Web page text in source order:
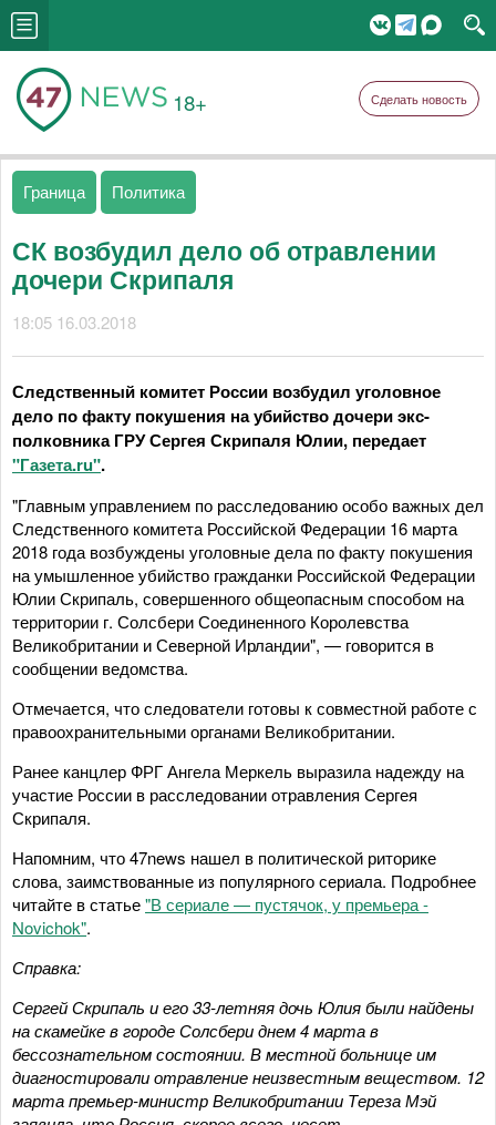
18+ Сделать новость
Граница Политика
СК возбудил дело об отравлении
дочери Скрипаля
18:05 16.03.2018
Следственный комитет России возбудил уголовное
дело по факту покушения на убийство дочери экс-
полковника ГРУ Сергея Скрипаля Юлии, передает
"Газета.ru".
"Главным управлением по расследованию особо важных дел
Следственного комитета Российской Федерации 16 марта
2018 года возбуждены уголовные дела по факту покушения
на умышленное убийство гражданки Российской Федерации
Юлии Скрипаль, совершенного общеопасным способом на
территории г. Солсбери Соединенного Королевства
Великобритании и Северной Ирландии", — говорится в
сообщении ведомства.
Отмечается, что следователи готовы к совместной работе с
правоохранительными органами Великобритании.
Ранее канцлер ФРГ Ангела Меркель выразила надежду на
участие России в расследовании отравления Сергея
Скрипаля.
Напомним, что 47news нашел в политической риторике
слова, заимствованные из популярного сериала. Подробнее
читайте в статье"В сериале — пустячок, у премьера -
Novichok".
Справка:
Сергей Скрипаль и его 33-летняя дочь Юлия были найдены
на скамейке в городе Солсбери днем 4 марта в
бессознательном состоянии. В местной больнице им
диагностировали отравление неизвестным веществом. 12
марта премьер-министр Великобритании Тереза Мэй